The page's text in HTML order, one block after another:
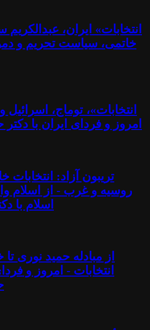
خاتمی، سیاست تحریم و
امروز و فردای ایران با
تریبون آزاد:
روسیه و غرب - از اسلام
اسلام با
از مبادله حمید نوری
انتخابات - امروز و